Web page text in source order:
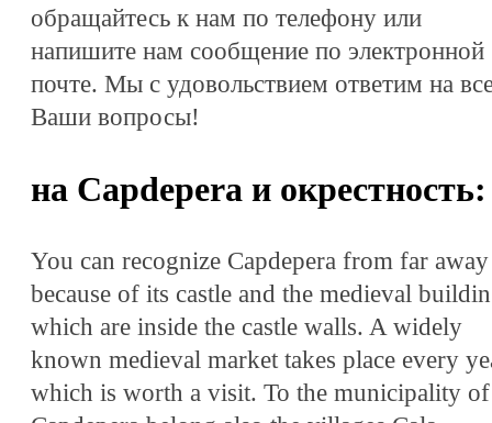
обращайтесь к нам по телефону или
напишите нам сообщение по электронной
почте. Мы с удовольствием ответим на
Ваши вопросы!
на Capdepera и окрестность:
You can recognize Capdepera from far away
because of its castle and the medieval
which are inside the castle walls. A widely
known medieval market takes place every
which is worth a visit. To the municipality of